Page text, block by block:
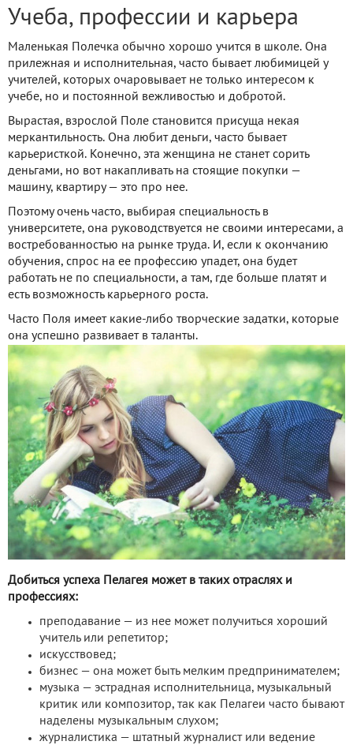
Учеба, профессии и карьера
Маленькая Полечка обычно хорошо учится в школе. Она
прилежная и исполнительная, часто бывает любимицей у
учителей, которых очаровывает не только интересом к
учебе, но и постоянной вежливостью и добротой.
Вырастая, взрослой Поле становится присуща некая
меркантильность. Она любит деньги, часто бывает
карьеристкой. Конечно, эта женщина не станет сорить
деньгами, но вот накапливать на стоящие покупки —
машину, квартиру — это про нее.
Поэтому очень часто, выбирая специальность в
университете, она руководствуется не своими интересами, а
востребованностью на рынке труда. И, если к окончанию
обучения, спрос на ее профессию упадет, она будет
работать не по специальности, а там, где больше платят и
есть возможность карьерного роста.
Часто Поля имеет какие-либо творческие задатки, которые
она успешно развивает в таланты.
Добиться успеха Пелагея может в таких отраслях и
профессиях:
преподавание — из нее может получиться хороший
учитель или репетитор;
искусствовед;
бизнес — она может быть мелким предпринимателем;
музыка — эстрадная исполнительница, музыкальный
критик или композитор, так как Пелагеи часто бывают
наделены музыкальным слухом;
журналистика — штатный журналист или ведение